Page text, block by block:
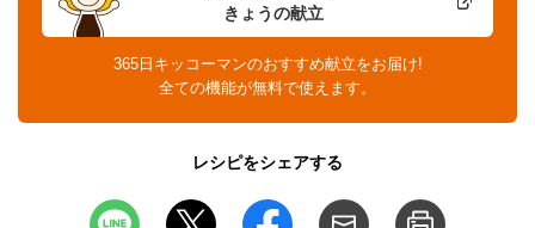
きょうの献立
365日キッコーマンのおすすめ献立をお届け!
全ての機能が無料で使えます。
レシピをシェアする